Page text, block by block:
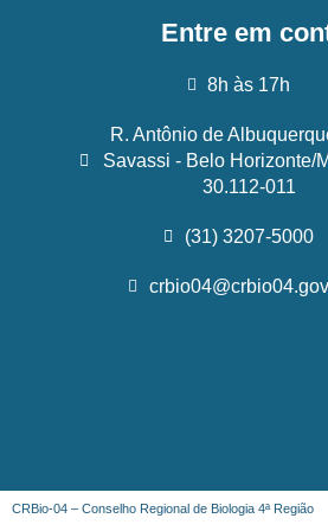
Entre em
8h às 17h
R. Antônio de
Savassi - Belo Horizonte/
30.112-011
(31) 3207-5000
CRBio-04 – Conselho Regional de Biologia 4ª Região